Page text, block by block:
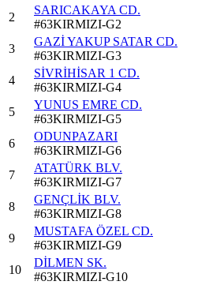
2
SARICAKAYA CD.
#63KIRMIZI-G2
3
GAZİ YAKUP SATAR CD.
#63KIRMIZI-G3
4
SİVRİHİSAR 1 CD.
#63KIRMIZI-G4
5
YUNUS EMRE CD.
#63KIRMIZI-G5
6
ODUNPAZARI
#63KIRMIZI-G6
7
ATATÜRK BLV.
#63KIRMIZI-G7
8
GENÇLİK BLV.
#63KIRMIZI-G8
9
MUSTAFA ÖZEL CD.
#63KIRMIZI-G9
10
DİLMEN SK.
#63KIRMIZI-G10